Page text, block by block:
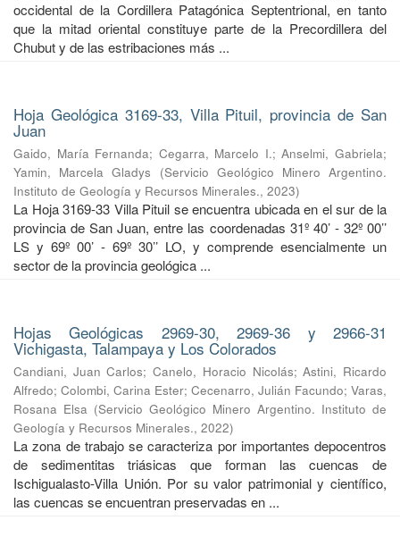
occidental de la Cordillera Patagónica Septentrional, en tanto
que la mitad oriental constituye parte de la Precordillera del
Chubut y de las estribaciones más ...
Hoja Geológica 3169-33, Villa Pituil, provincia de San
Juan
Gaido, María Fernanda; Cegarra, Marcelo I.;Anselmi, Gabriela;
Yamin, Marcela Gladys
(Servicio Geológico Minero Argentino.
Instituto de Geología y Recursos Minerales., 2023)
La Hoja 3169-33 Villa Pituil se encuentra ubicada en el sur de la
provincia de San Juan, entre las coordenadas 31º 40’ - 32º 00’’
LS y 69º 00’ - 69º 30’’ LO, y comprende esencialmente un
sector de la provincia geológica ...
Hojas Geológicas 2969-30, 2969-36 y 2966-31
Vichigasta, Talampaya y Los Colorados
Candiani, Juan Carlos;Canelo, Horacio Nicolás;Astini, Ricardo
Alfredo; Colombi, Carina Ester; Cecenarro, Julián Facundo; Varas,
Rosana Elsa (Servicio Geológico Minero Argentino. Instituto de
Geología y Recursos Minerales., 2022)
La zona de trabajo se caracteriza por importantes depocentros
de sedimentitas triásicas que forman las cuencas de
Ischigualasto-Villa Unión. Por su valor patrimonial y cientíﬁco,
las cuencas se encuentran preservadas en ...